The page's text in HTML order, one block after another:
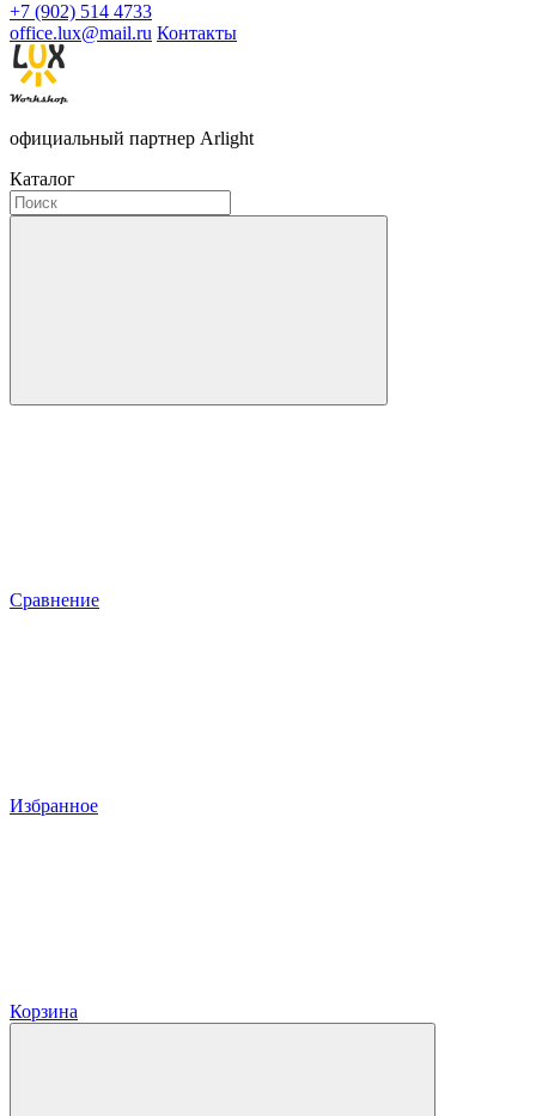
+7 (902) 514 4733
office.lux@mail.ru Контакты
официальный партнер Arlight
Каталог
Сравнение
Избранное
Корзина